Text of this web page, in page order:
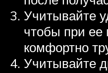
Учитывайте
чтобы при
комфортно
Учитывайте